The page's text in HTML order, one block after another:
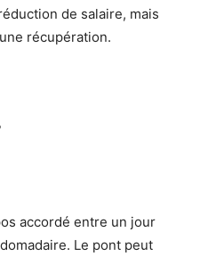
de salaire, mais
récupération.
accordé entre un jour
Le pont peut